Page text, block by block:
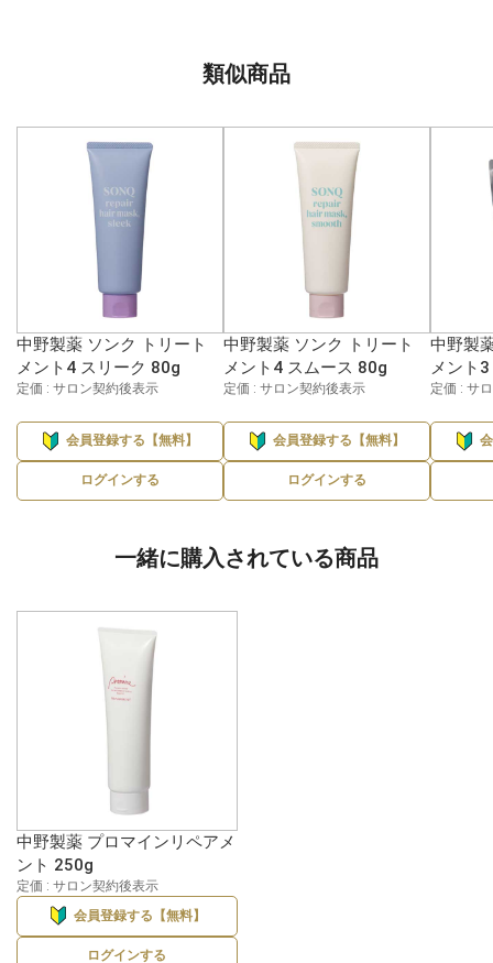
類似商品
中野製薬 ソンク トリート
メント4 スリーク 80g
定価 : サロン契約後表示
会員登録する【無料】
ログインする
中野製薬 ソンク トリート
メント4 スムース 80g
定価 : サロン契約後表示
会員登録する【無料】
ログインする
中野製
メント
定価 : サ
一緒に購入されている商品
中野製薬 プロマインリペアメ
ント 250g
定価 : サロン契約後表示
会員登録する【無料】
ログインする